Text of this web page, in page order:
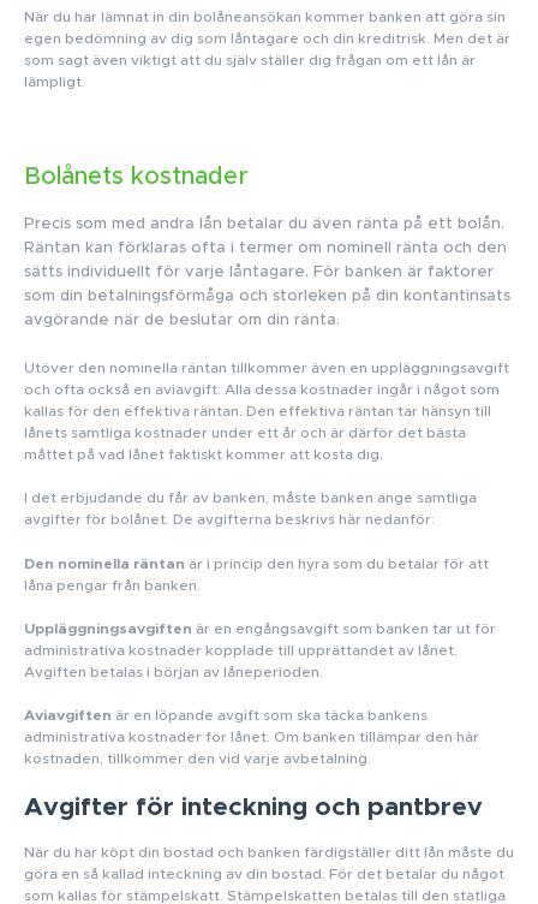
När du har lämnat in din bolåneansökan kommer banken att göra sin
egen bedömning av dig som låntagare och din kreditrisk. Men det är
som sagt även viktigt att du själv ställer dig frågan om ett lån är
lämpligt.
Bolånets kostnader
Precis som med andra lån betalar du även ränta på ett bolån.
Räntan kan förklaras ofta i termer om nominell ränta och den
sätts individuellt för varje låntagare. För banken är faktorer
som din betalningsförmåga och storleken på din kontantinsats
avgörande när de beslutar om din ränta.
Utöver den nominella räntan tillkommer även en uppläggningsavgift
och ofta också en aviavgift. Alla dessa kostnader ingår i något som
kallas för den effektiva räntan. Den effektiva räntan tar hänsyn till
lånets samtliga kostnader under ett år och är därför det bästa
måttet på vad lånet faktiskt kommer att kosta dig.
I det erbjudande du får av banken, måste banken ange samtliga
avgifter för bolånet. De avgifterna beskrivs här nedanför:
Den nominella räntan är i princip den hyra som du betalar för att
låna pengar från banken.
Uppläggningsavgiften är en engångsavgift som banken tar ut för
administrativa kostnader kopplade till upprättandet av lånet.
Avgiften betalas i början av låneperioden.
Aviavgiften är en löpande avgift som ska täcka bankens
administrativa kostnader för lånet. Om banken tillämpar den här
kostnaden, tillkommer den vid varje avbetalning.
Avgifter för inteckning och pantbrev
När du har köpt din bostad och banken färdigställer ditt lån måste du
göra en så kallad inteckning av din bostad. För det betalar du något
som kallas för stämpelskatt. Stämpelskatten betalas till den statliga